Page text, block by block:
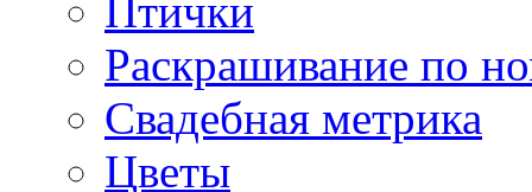
Птички
Раскрашивание по
Свадебная метрика
Цветы